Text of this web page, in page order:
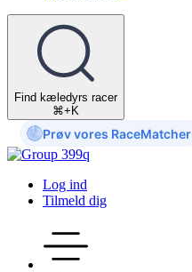
Find kæledyrs racer
⌘+K
Prøv vores RaceMatcher
Log ind
Tilmeld dig